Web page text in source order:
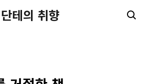
단테의 취향